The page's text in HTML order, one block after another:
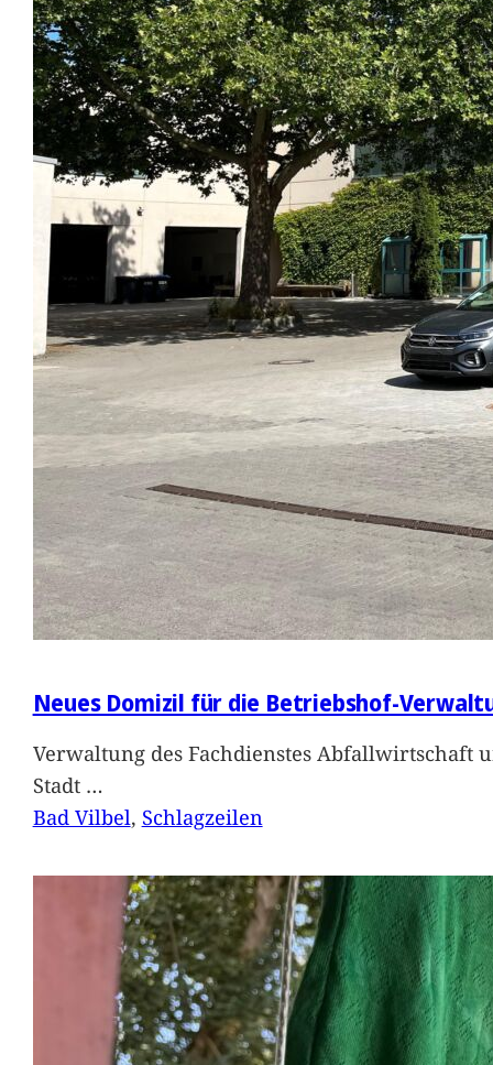
Neues Domizil für die Betriebshof-
Verwaltung des Fachdienstes Abfallwirtschaft
Stadt …
Bad Vilbel, Schlagzeilen